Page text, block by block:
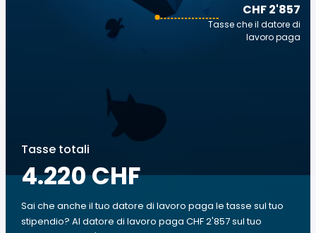
CHF 2'857
Tasse che il datore di
lavoro paga
Tasse totali
4.220 CHF
Sai che anche il tuo datore di lavoro paga le tasse sul tuo
stipendio? Al datore di lavoro paga CHF 2'857 sul tuo